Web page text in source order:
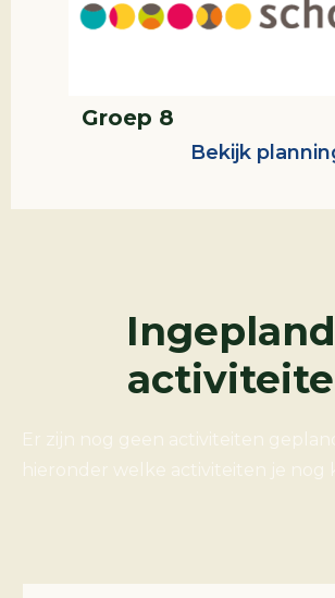
Groep 8
Bekijk
Er zijn nog geen activiteiten
hieronder welke activiteiten je nog